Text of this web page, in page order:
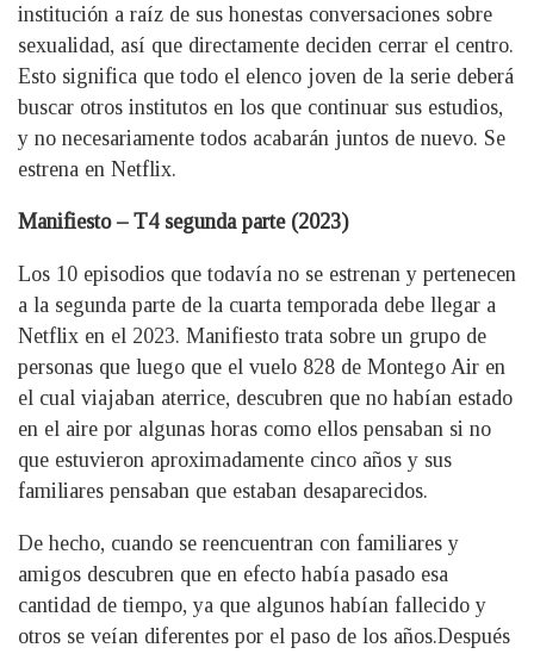
institución a raíz de sus honestas conversaciones sobre
sexualidad, así que directamente deciden cerrar el centro.
Esto significa que todo el elenco joven de la serie deberá
buscar otros institutos en los que continuar sus estudios,
y no necesariamente todos acabarán juntos de nuevo. Se
estrena en Netflix.
Manifiesto – T4 segunda parte (2023)
Los 10 episodios que todavía no se estrenan y pertenecen
a la segunda parte de la cuarta temporada debe llegar a
Netflix en el 2023. Manifiesto trata sobre un grupo de
personas que luego que el vuelo 828 de Montego Air en
el cual viajaban aterrice, descubren que no habían estado
en el aire por algunas horas como ellos pensaban si no
que estuvieron aproximadamente cinco años y sus
familiares pensaban que estaban desaparecidos.
De hecho, cuando se reencuentran con familiares y
amigos descubren que en efecto había pasado esa
cantidad de tiempo, ya que algunos habían fallecido y
otros se veían diferentes por el paso de los años.Después